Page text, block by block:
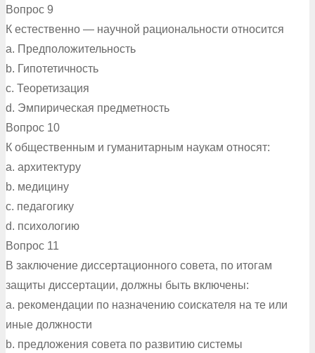
Вопрос 9
К естественно — научной рациональности относится
a. Предположительность
b. Гипотетичность
c. Теоретизация
d. Эмпирическая предметность
Вопрос 10
К общественным и гуманитарным наукам относят:
a. архитектуру
b. медицину
c. педагогику
d. психологию
Вопрос 11
В заключение диссертационного совета, по итогам
защиты диссертации, должны быть включены:
a. рекомендации по назначению соискателя на те или
иные должности
b. предложения совета по развитию системы